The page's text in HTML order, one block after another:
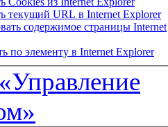
текущий URL в Internet Explorer
содержимое страницы Internet
по элементу в Internet Explorer